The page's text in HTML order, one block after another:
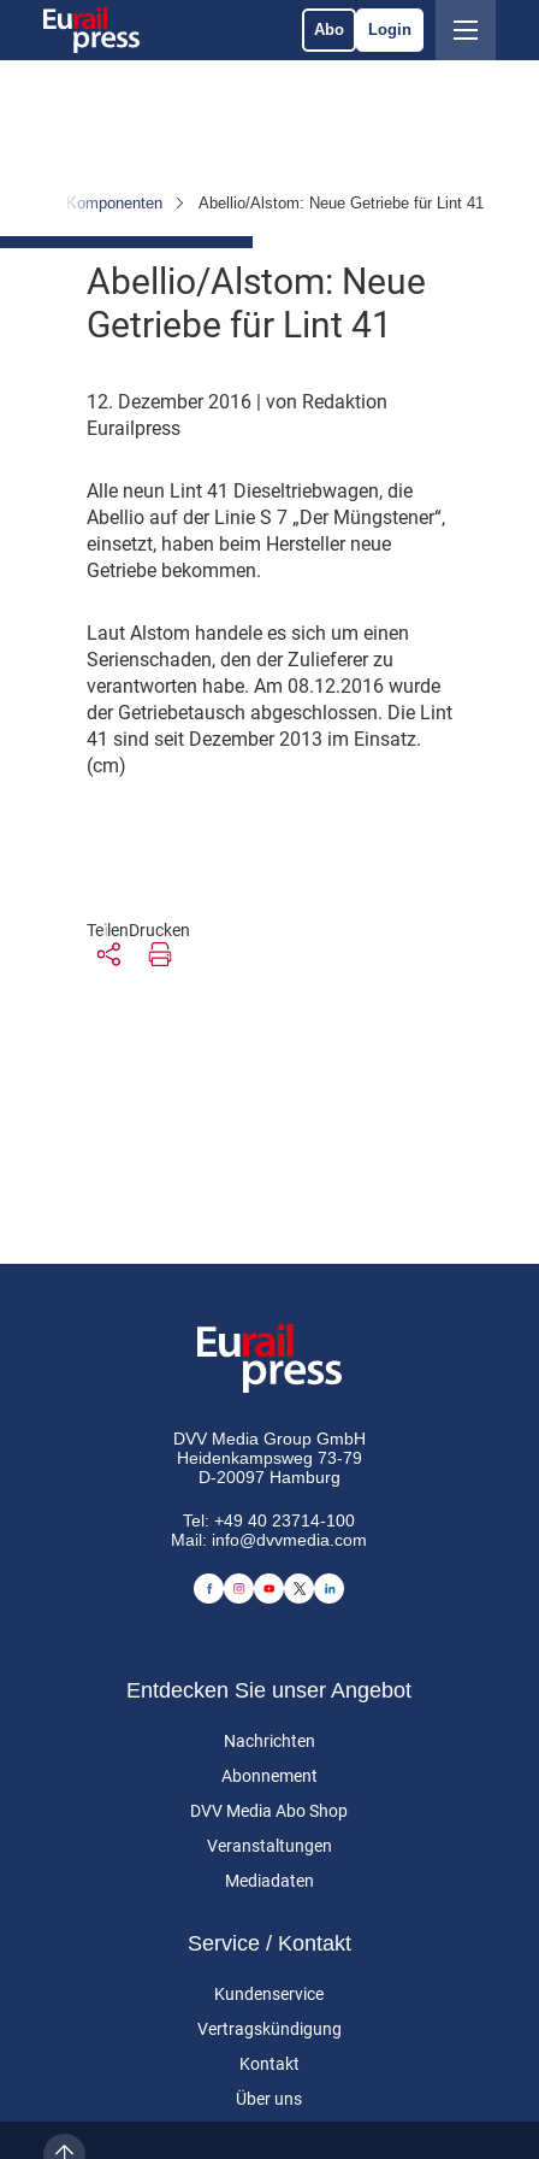
Abo Login
& Komponenten Abellio/Alstom: Neue Getriebe für Lint 41
Abellio/Alstom: Neue
Getriebe für Lint 41
12. Dezember 2016
| von Redaktion
Eurailpress
A lle neun Lint 41 Dieseltriebwagen, die
Abellio auf der Linie S 7 „Der Müngstener“,
einsetzt, haben beim Hersteller neue
Getriebe bekommen.
Laut Alstom handele es sich um einen
Serienschaden, den der Zulieferer zu
verantworten habe. Am 08.12.2016 wurde
der Getriebetausch abgeschlossen. Die Lint
41 sind seit Dezember 2013 im Einsatz.
(cm)
TeilenDrucken
DVV Media Group GmbH
Heidenkampsweg 73-79
D-20097 Hamburg
Tel:+49 40 23714-100
Mail: info@dvvmedia.com
Entdecken Sie unser Angebot
Nachrichten
Abonnement
DVV Media Abo Shop
Veranstaltungen
Mediadaten
Service / Kontakt
Kundenservice
Vertragskündigung
Kontakt
Über uns